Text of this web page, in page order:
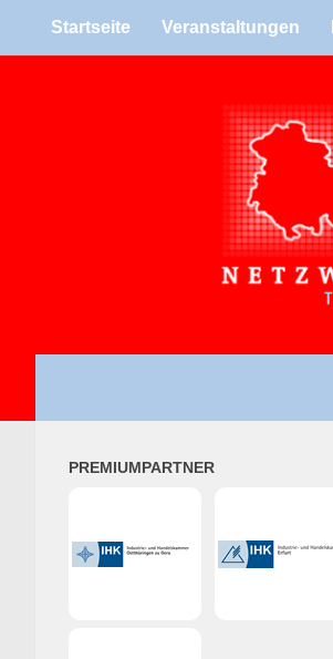
Zum Inhalt springen
Start­seite Ver­an­stal­tun­gen
PRE­MI­UM­PART­NER